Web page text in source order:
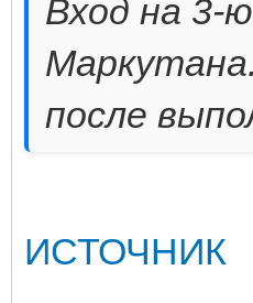
Вход на 3-
после
ИСТОЧНИК